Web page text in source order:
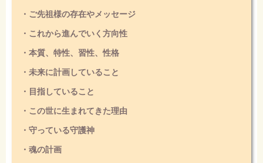
・ご先祖様の存在やメッセージ
・これから進んでいく方向性
・本質、特性、習性、性格
・未来に計画していること
・目指していること
・この世に生まれてきた理由
・守っている守護神
・魂の計画